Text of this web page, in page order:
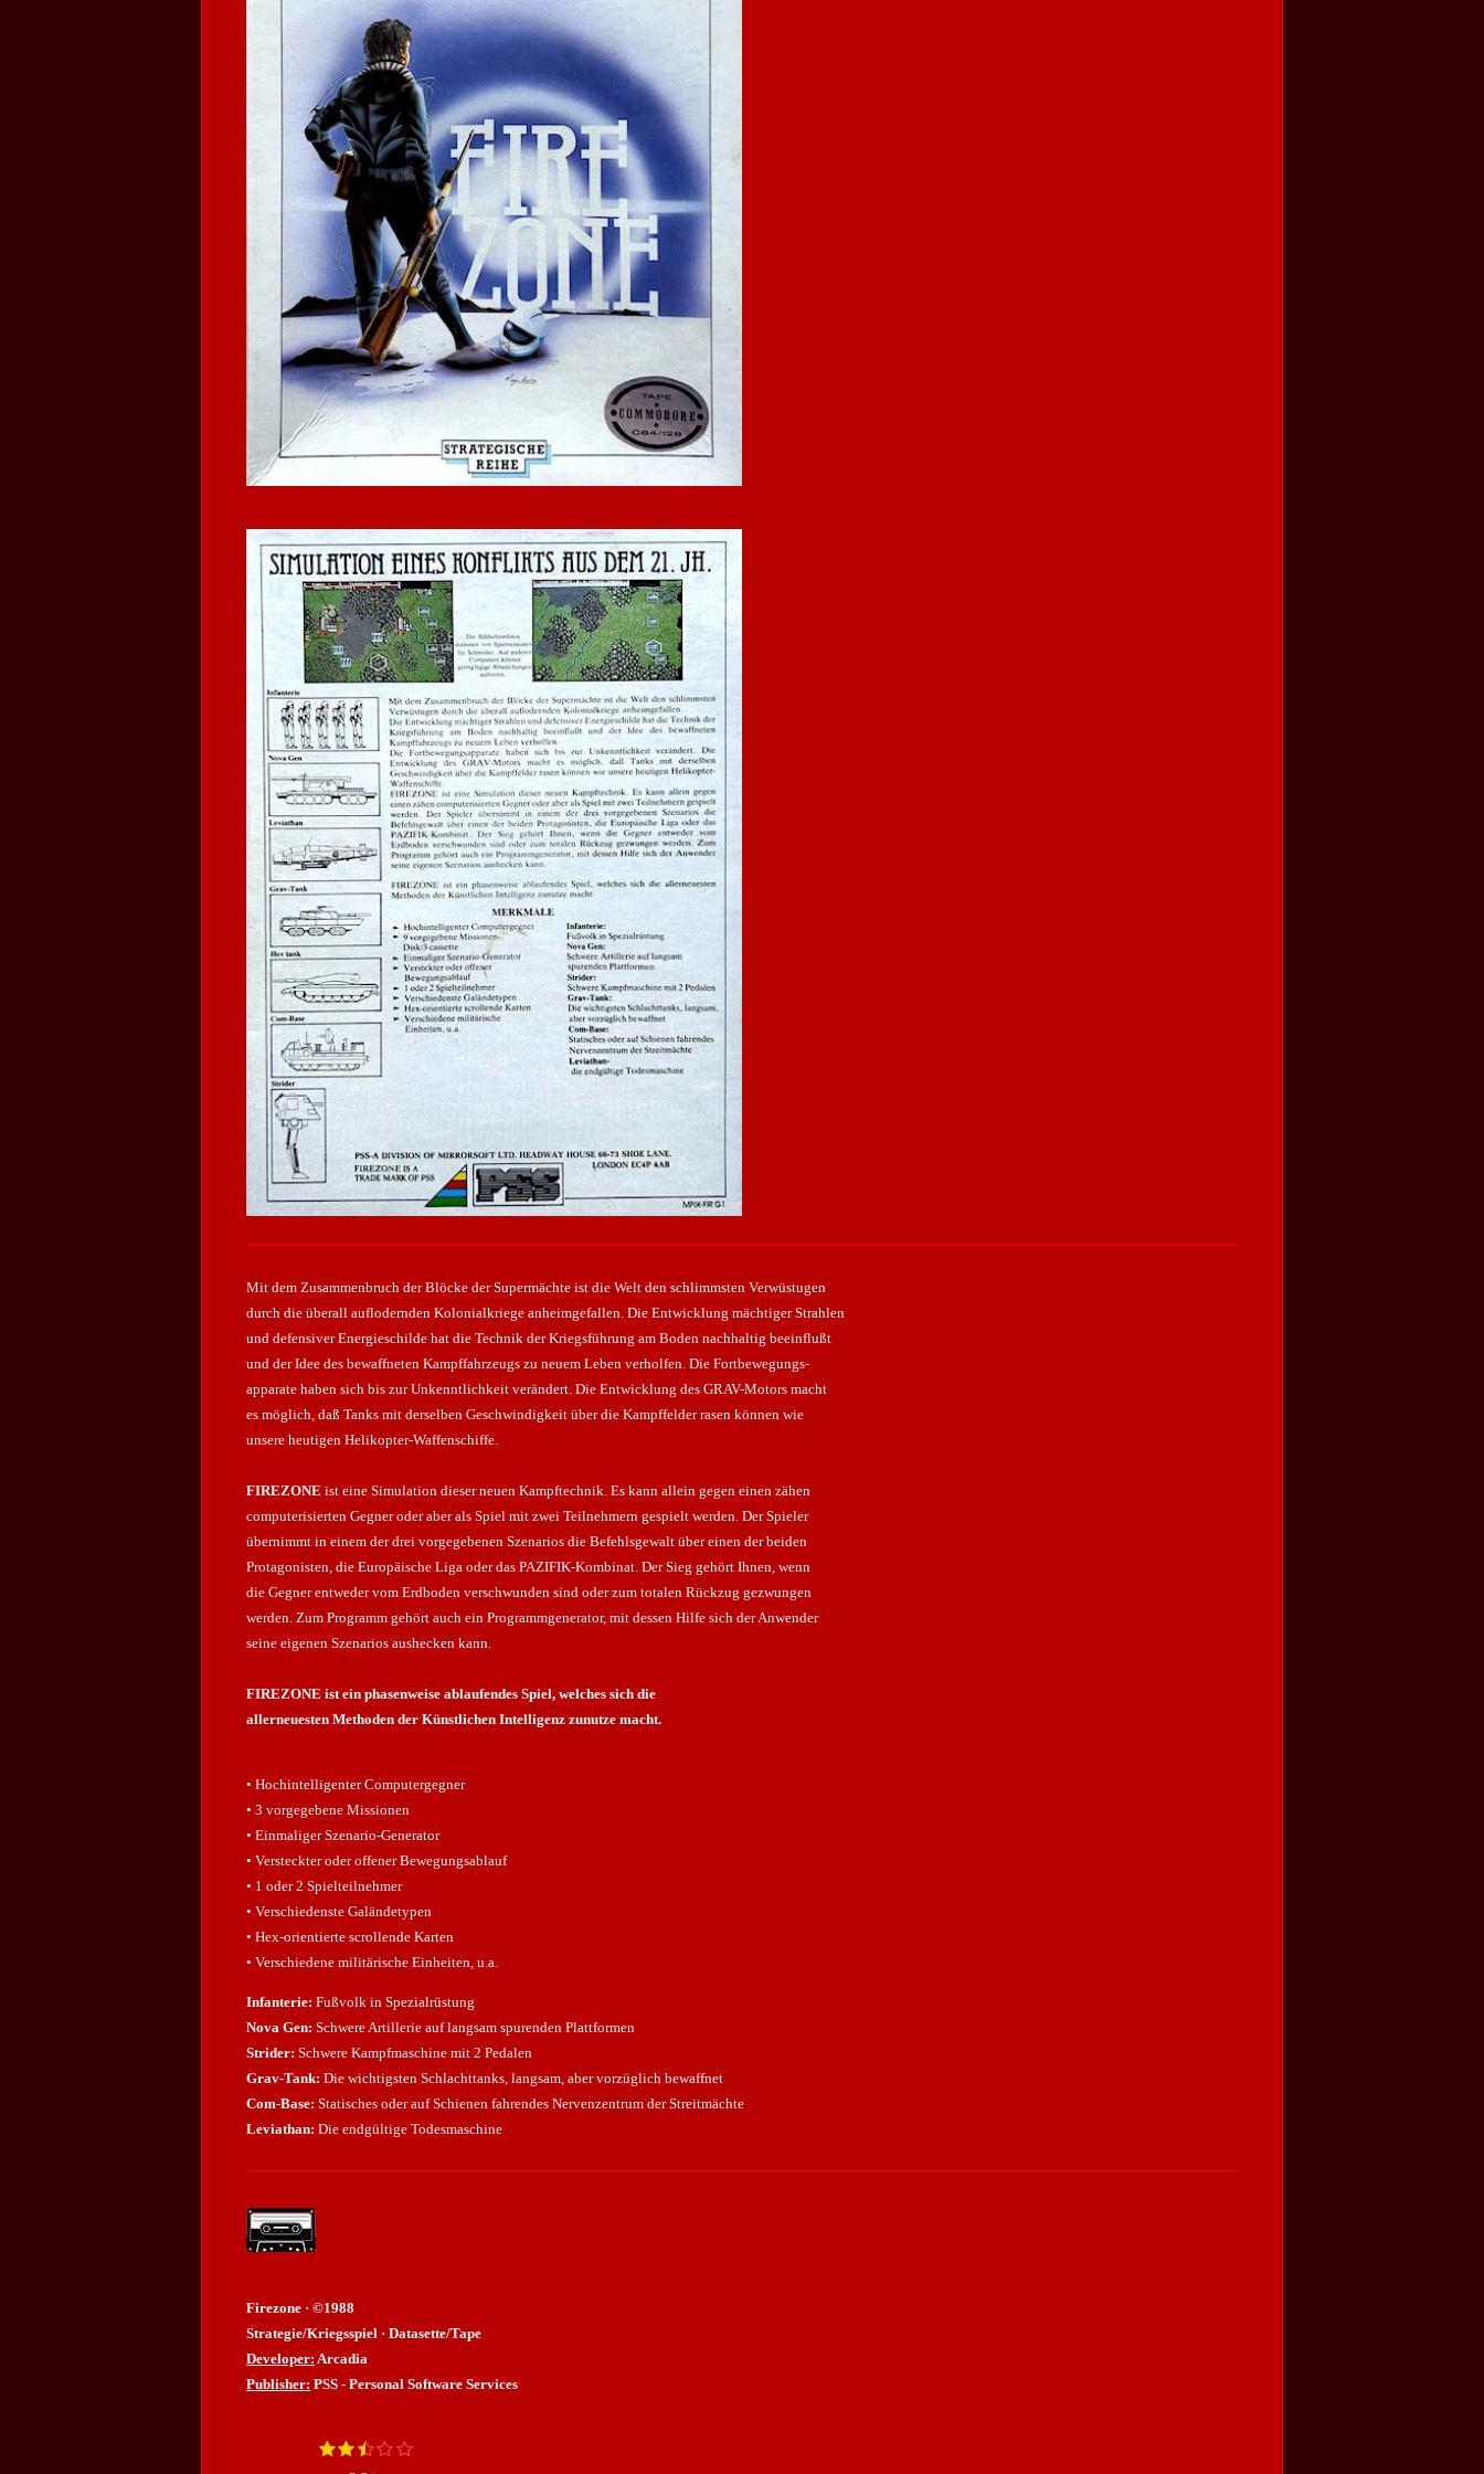
Mit dem Zusammenbruch der Blöcke der Supermächte ist die Welt den schlimmsten Verwüstugen
durch die überall auflodernden Kolonialkriege anheimgefallen. Die Entwicklung mächtiger Strahlen
und defensiver Energieschilde hat die Technik der Kriegsführung am Boden nachhaltig beeinflußt
und der Idee des bewaffneten Kampffahrzeugs zu neuem Leben verholfen. Die Fortbewegungs-
apparate haben sich bis zur Unkenntlichkeit verändert. Die Entwicklung des GRAV-Motors macht
es möglich, daß Tanks mit derselben Geschwindigkeit über die Kampffelder rasen können wie
unsere heutigen Helikopter-Waffenschiffe.
FIREZONE ist eine Simulation dieser neuen Kampftechnik. Es kann allein gegen einen zähen
computerisierten Gegner oder aber als Spiel mit zwei Teilnehmern gespielt werden. Der Spieler
übernimmt in einem der drei vorgegebenen Szenarios die Befehlsgewalt über einen der beiden
Protagonisten, die Europäische Liga oder das PAZIFIK-Kombinat. Der Sieg gehört Ihnen, wenn
die Gegner entweder vom Erdboden verschwunden sind oder zum totalen Rückzug gezwungen
werden. Zum Programm gehört auch ein Programmgenerator, mit dessen Hilfe sich der Anwender
seine eigenen Szenarios aushecken kann.
FIREZONE ist ein phasenweise ablaufendes Spiel, welches sich die
allerneuesten Methoden der Künstlichen Intelligenz zunutze macht.
• Hochintelligenter Computergegner
• 3 vorgegebene Missionen
• Einmaliger Szenario-Generator
• Versteckter oder offener Bewegungsablauf
• 1 oder 2 Spielteilnehmer
• Verschiedenste Galändetypen
• Hex-orientierte scrollende Karten
• Verschiedene militärische Einheiten, u.a.
Infanterie: Fußvolk in Spezialrüstung
Nova Gen: Schwere Artillerie auf langsam spurenden Plattformen
Strider: Schwere Kampfmaschine mit 2 Pedalen
Grav-Tank: Die wichtigsten Schlachttanks, langsam, aber vorzüglich bewaffnet
Com-Base: Statisches oder auf Schienen fahrendes Nervenzentrum der Streitmächte
Leviathan: Die endgültige Todesmaschine
Firezone · ©1988
Strategie/Kriegsspiel · Datasette/Tape
Developer: Arcadia
Publisher: PSS - Personal Software Services
1
2
3
4
5 B